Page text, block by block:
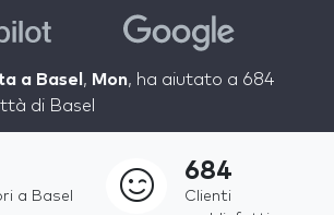
a Basel , Mon, ha aiutato a 684
di Basel
a Basel
684
Clienti